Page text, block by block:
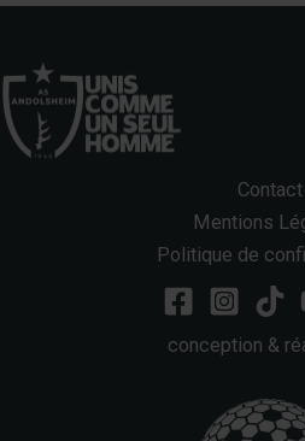
Contact
Mentions
Politique de
conception &